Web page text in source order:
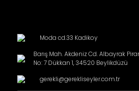
Moda cd.33 Kadikoy
Barış Mah. Akdeniz Cd. Albayrak
No: 7 Dükkan 1, 34520 Beylikdüzü
gerekli@gerekliseyler.com.tr